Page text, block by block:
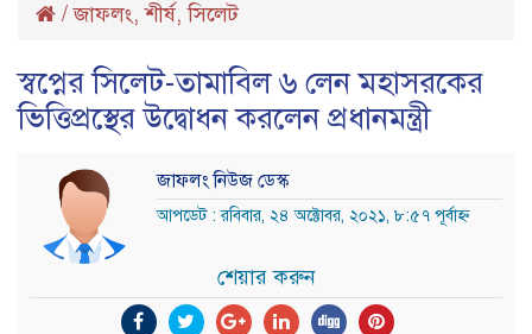
/জাফলং,শীর্ষ,সিলেট
স্বপ্নের সিলেট-তামাবিল ৬ লেন মহাসরকের
ভিত্তিপ্রস্থের উদ্বোধন করলেন প্রধানমন্ত্রী
জাফলং নিউজ ডেস্ক
আপডেট : রবিবার, ২৪ অক্টোবর, ২০২১, ৮:৫৭ পূর্বাহ্ন
শেয়ার করুন